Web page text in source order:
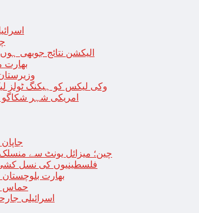
الیکشن نتائج جوبھی
بھارت میں
وکی لیکس کو ہیکنگ ٹولز لیک
امریکی شہر شکاگو
جاپان
چین؛ میزائل یونٹ سے منسلک 4 جرنیلوں سمیت 9 فوجی اہلکارپارلیمنٹ سے برطرف
فلسطینیوں کی نسل کشی،
بھارت
حماس کے حملوں
اسرائیلی